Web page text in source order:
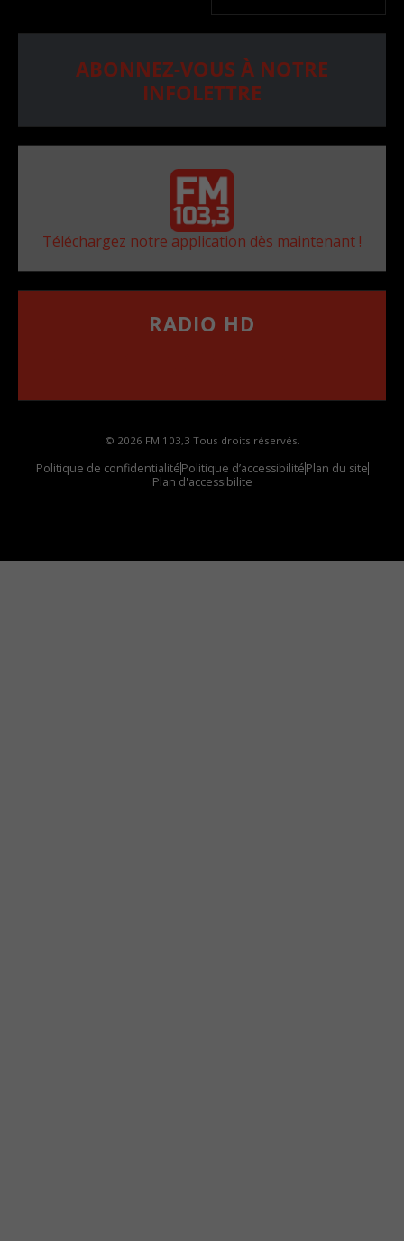
ABONNEZ-VOUS À NOTRE
INFOLETTRE
Téléchargez notre application dès maintenant !
RADIO HD
© 2026 FM 103,3 Tous droits réservés.
Politique de confidentialitéPolitique d’accessibilitéPlan du site
Plan d'accessibilite